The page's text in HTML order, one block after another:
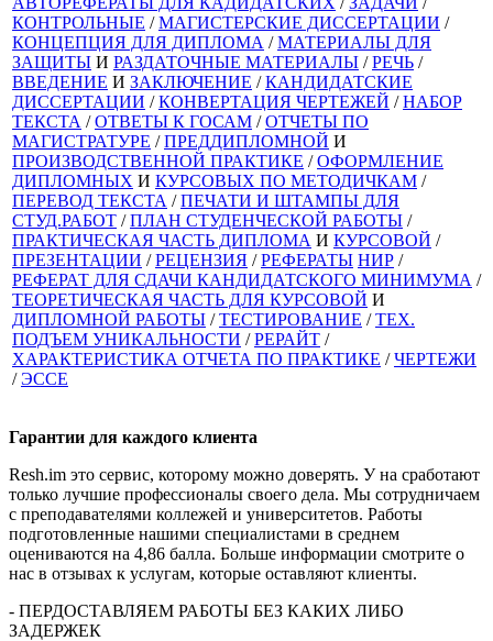
КОНТРОЛЬНЫЕ /МАГИСТЕРСКИЕ ДИССЕРТАЦИИ /
КОНЦЕПЦИЯ ДЛЯ ДИПЛОМА /МАТЕРИАЛЫ ДЛЯ
ЗАЩИТЫ И РАЗДАТОЧНЫЕ МАТЕРИАЛЫ /РЕЧЬ /
ВВЕДЕНИЕ И ЗАКЛЮЧЕНИЕ /КАНДИДАТСКИЕ
ДИССЕРТАЦИИ /КОНВЕРТАЦИЯ ЧЕРТЕЖЕЙ /НАБОР
ТЕКСТА /ОТВЕТЫ К ГОСАМ /ОТЧЕТЫ ПО
МАГИСТРАТУРЕ /ПРЕДДИПЛОМНОЙ И
ПРОИЗВОДСТВЕННОЙ ПРАКТИКЕ /ОФОРМЛЕНИЕ
ДИПЛОМНЫХ И КУРСОВЫХ ПО МЕТОДИЧКАМ /
ПЕРЕВОД ТЕКСТА /ПЕЧАТИ И ШТАМПЫ ДЛЯ
СТУД.РАБОТ /ПЛАН СТУДЕНЧЕСКОЙ РАБОТЫ /
ПРАКТИЧЕСКАЯ ЧАСТЬ ДИПЛОМА И КУРСОВОЙ /
ПРЕЗЕНТАЦИИ /РЕЦЕНЗИЯ /РЕФЕРАТЫ НИР /
РЕФЕРАТ ДЛЯ СДАЧИ КАНДИДАТСКОГО МИНИМУМА /
ТЕОРЕТИЧЕСКАЯ ЧАСТЬ ДЛЯ КУРСОВОЙ И
ДИПЛОМНОЙ РАБОТЫ /ТЕСТИРОВАНИЕ /ТЕХ.
ПОДЪЕМ УНИКАЛЬНОСТИ /РЕРАЙТ /
ХАРАКТЕРИСТИКА ОТЧЕТА ПО ПРАКТИКЕ /ЧЕРТЕЖИ
/ЭССЕ
Гарантии для каждого клиента
Resh.im это сервис, которому можно доверять. У на сработают
только лучшие профессионалы своего дела. Мы сотрудничаем
с преподавателями коллежей и университетов. Работы
подготовленные нашими специалистами в среднем
оцениваются на 4,86 балла. Больше информации смотрите о
нас в отзывах к услугам, которые оставляют клиенты.
- ПЕРДОСТАВЛЯЕМ РАБОТЫ БЕЗ КАКИХ ЛИБО
ЗАДЕРЖЕК